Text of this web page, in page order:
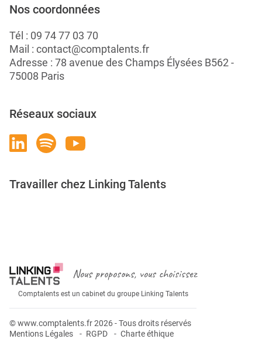
Nos coordonnées
Tél : 09 74 77 03 70
Mail : contact@comptalents.fr
Adresse : 78 avenue des Champs Élysées B562 -
75008 Paris
Réseaux sociaux
Travailler chez Linking Talents
Nous proposons, vous choisissez
Comptalents est un cabinet du groupe Linking Talents
© www.comptalents.fr 2026 - Tous droits réservés
Mentions Légales
RGPD Charte éthique